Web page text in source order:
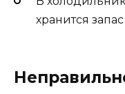
хранится